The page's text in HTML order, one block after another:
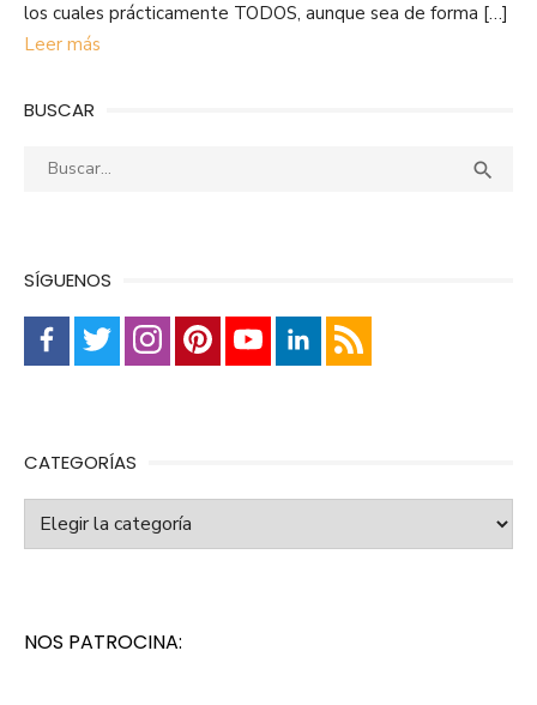
los cuales prácticamente TODOS, aunque sea de forma […]
Leer más
BUSCAR
Buscar: 
SÍGUENOS
CATEGORÍAS
Categorías
NOS PATROCINA: